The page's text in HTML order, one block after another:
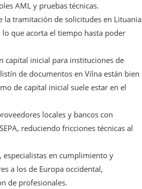
AML y pruebas técnicas.
la tramitación de solicitudes en Lituania
que acorta el tiempo hasta poder
capital inicial para instituciones de
de documentos en Vilna están bien
de capital inicial suele estar en el
locales y bancos con
reduciendo fricciones técnicas al
especialistas en cumplimiento y
a los de Europa occidental,
de profesionales.